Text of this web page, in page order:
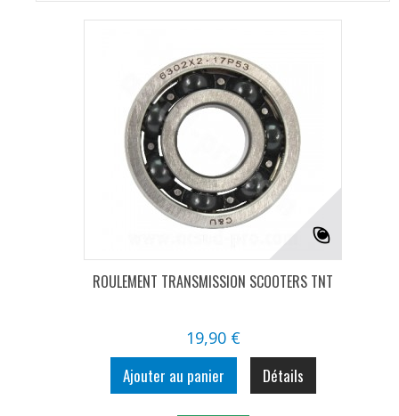
ROULEMENT TRANSMISSION SCOOTERS TNT
19,90 €
Ajouter au panier Détails